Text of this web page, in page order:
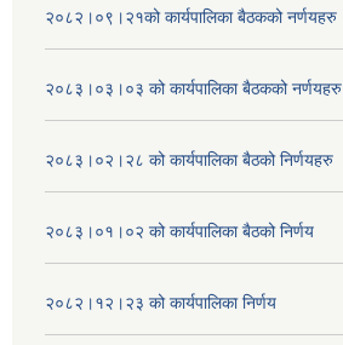
२०८२।०९।२१को कार्यपालिका बैठकको नर्णयहरु
२०८३।०३।०३ को कार्यपालिका बैठकको नर्णयहरु
२०८३।०२।२८ को कार्यपालिका बैठको निर्णयहरु
२०८३।०१।०२ को कार्यपालिका बैठको निर्णय
२०८२।१२।२३ को कार्यपालिका निर्णय